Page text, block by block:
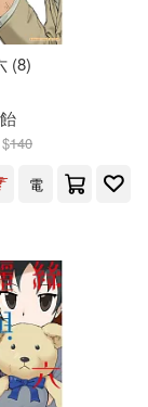
(8)
$140
電